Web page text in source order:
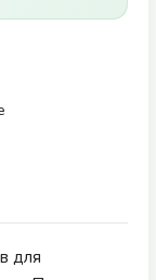
для